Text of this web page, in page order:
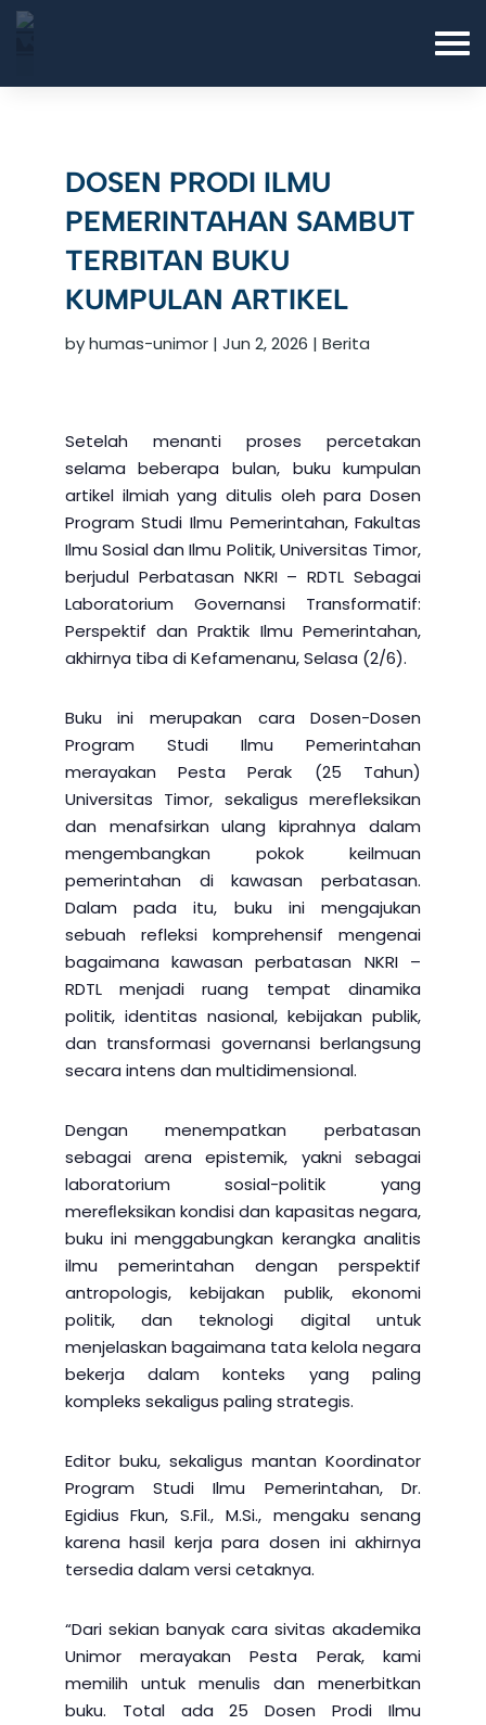
DOSEN PRODI ILMU
PEMERINTAHAN SAMBUT
TERBITAN BUKU
KUMPULAN ARTIKEL
byhumas-unimor| Jun 2, 2026 | Berita
Setelah menanti proses percetakan
selama beberapa bulan, buku kumpulan
artikel ilmiah yang ditulis oleh para Dosen
Program Studi Ilmu Pemerintahan, Fakultas
Ilmu Sosial dan Ilmu Politik, Universitas Timor,
berjudul Perbatasan NKRI – RDTL Sebagai
Laboratorium Governansi Transformatif:
Perspektif dan Praktik Ilmu Pemerintahan,
akhirnya tiba di Kefamenanu, Selasa (2/6).
Buku ini merupakan cara Dosen-Dosen
Program Studi Ilmu Pemerintahan
merayakan Pesta Perak (25 Tahun)
Universitas Timor, sekaligus merefleksikan
dan menafsirkan ulang kiprahnya dalam
mengembangkan pokok keilmuan
pemerintahan di kawasan perbatasan.
Dalam pada itu, buku ini mengajukan
sebuah refleksi komprehensif mengenai
bagaimana kawasan perbatasan NKRI –
RDTL menjadi ruang tempat dinamika
politik, identitas nasional, kebijakan publik,
dan transformasi governansi berlangsung
secara intens dan multidimensional.
Dengan menempatkan perbatasan
sebagai arena epistemik, yakni sebagai
laboratorium sosial-politik yang
mereﬂeksikan kondisi dan kapasitas negara,
buku ini menggabungkan kerangka analitis
ilmu pemerintahan dengan perspektif
antropologis, kebijakan publik, ekonomi
politik, dan teknologi digital untuk
menjelaskan bagaimana tata kelola negara
bekerja dalam konteks yang paling
kompleks sekaligus paling strategis.
Editor buku, sekaligus mantan Koordinator
Program Studi Ilmu Pemerintahan, Dr.
Egidius Fkun, S.Fil., M.Si., mengaku senang
karena hasil kerja para dosen ini akhirnya
tersedia dalam versi cetaknya.
“Dari sekian banyak cara sivitas akademika
Unimor merayakan Pesta Perak, kami
memilih untuk menulis dan menerbitkan
buku. Total ada 25 Dosen Prodi Ilmu